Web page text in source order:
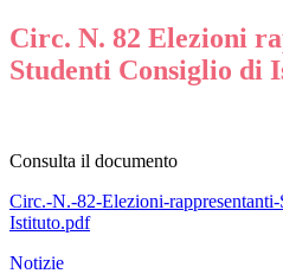
Circ. N. 82 Elezioni
Studenti Consiglio di
Consulta il documento
Circ.-N.-82-Elezioni-
Istituto.pdf
Notizie